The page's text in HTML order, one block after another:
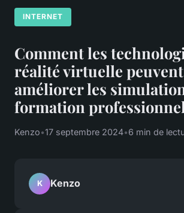
INTERNET
Comment les
réalité virtuelle
améliorer les
formation
Kenzo•17 septembre 2024•6 min de
K Kenzo